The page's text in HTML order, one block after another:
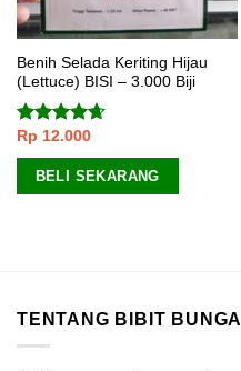
Benih Selada Keriting Hijau
(Lettuce) BISI – 3.000 Biji
Dinilai
4.33dari
Rp 12.000
BELI SEKARANG
TENTANG BIBIT BUNGA